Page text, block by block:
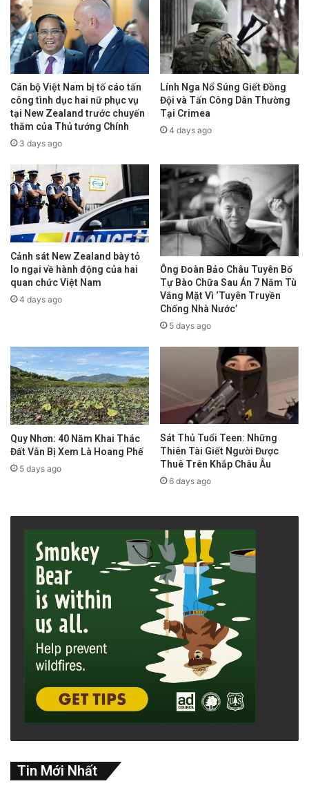
Cán bộ Việt Nam bị tố cáo tấn
công tình dục hai nữ phục vụ
tại New Zealand trước chuyến
thăm của Thủ tướng Chính
3 days ago
Lính Nga Nổ Súng Giết Đồng
Đội và Tấn Công Dân Thường
Tại Crimea
4 days ago
Cảnh sát New Zealand bày tỏ
lo ngại về hành động của hai
quan chức Việt Nam
4 days ago
Ông Đoàn Bảo Châu Tuyên Bố
Tự Bào Chữa Sau Án 7 Năm Tù
Vắng Mặt Vì ‘Tuyên Truyền
Chống Nhà Nước’
5 days ago
Quy Nhơn: 40 Năm Khai Thác
Đất Vẫn Bị Xem Là Hoang Phế
5 days ago
Sát Thủ Tuổi Teen: Những
Thiên Tài Giết Người Được
Thuê Trên Khắp Châu Âu
6 days ago
Tin Mới Nhất